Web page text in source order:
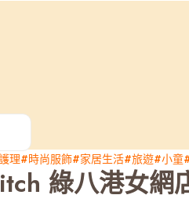
AIRSIDE 獎賞
理#時尚服飾#家居生活#旅遊#小童
綠八港女網